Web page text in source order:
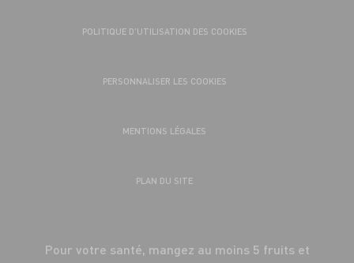
POLITIQUE D’UTILISATION DES COOKIES
PERSONNALISER LES COOKIES
MENTIONS LÉGALES
PLAN DU SITE
Pour votre santé, mangez au moins 5 fruits et